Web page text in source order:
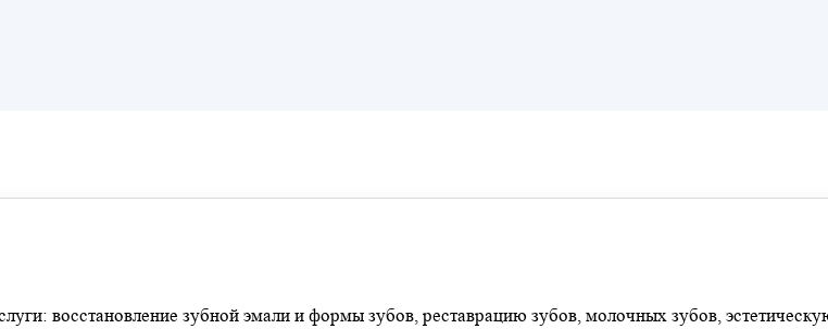
восстановление зубной эмали и формы зубов, реставрацию зубов, молочных зубов,